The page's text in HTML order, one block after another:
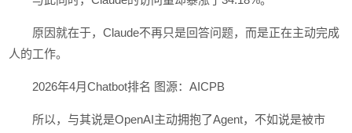
原因就在于，Claude不再只是回答问题，而是正在主动完成
人的工作。
2026年4月Chatbot排名 图源：AICPB
所以，与其说是OpenAI主动拥抱了Agent，不如说是被市